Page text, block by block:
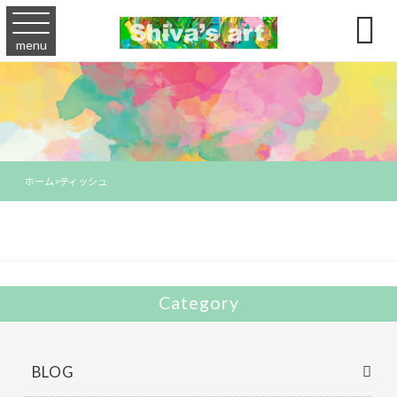
menu 
ホーム>ティッシュ
Category
BLOG